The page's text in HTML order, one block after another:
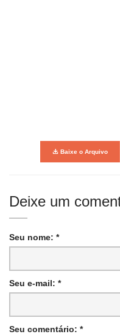
Baixe o Arquivo
Deixe um
Seu nome: *
Seu e-mail: *
Seu comentário: *